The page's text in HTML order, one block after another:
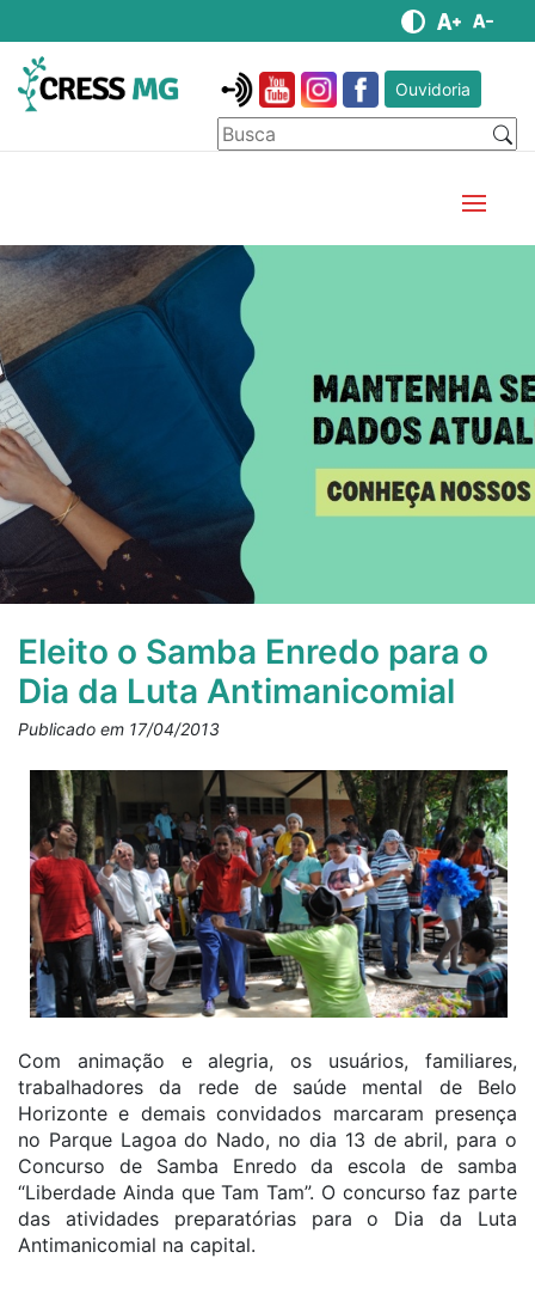
Ouvidoria
Eleito o Samba Enredo para o
Dia da Luta Antimanicomial
Publicado em 17/04/2013
Com animação e alegria, os usuários, familiares,
trabalhadores da rede de saúde mental de Belo
Horizonte e demais convidados marcaram presença
no Parque Lagoa do Nado, no dia 13 de abril, para o
Concurso de Samba Enredo da escola de samba
“Liberdade Ainda que Tam Tam”. O concurso faz parte
das atividades preparatórias para o Dia da Luta
Antimanicomial na capital.